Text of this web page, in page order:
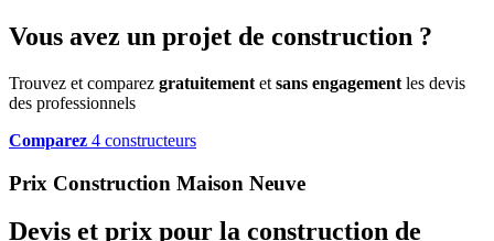
Vous avez un projet de construction ?
Trouvez et comparez gratuitement et sans engagement les devis
des professionnels
Comparez 4 constructeurs
Prix Construction Maison Neuve
Devis et prix pour la construction de